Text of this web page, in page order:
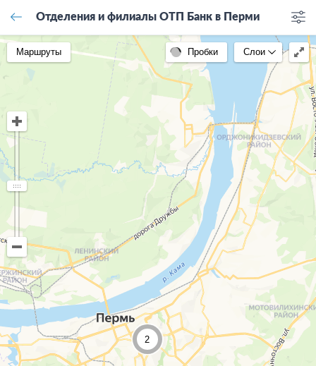
Отделения и филиалы ОТП Банк в Перми
Маршруты Пробки Слои
2